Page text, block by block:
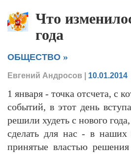
Что
года
ОБЩЕСТВО »
Евгений Андросов 10.01.2014
1 января - точка отсчета, с
событий, в этот день
решили худеть с нового
сделать для нас - в наших
принятые властью